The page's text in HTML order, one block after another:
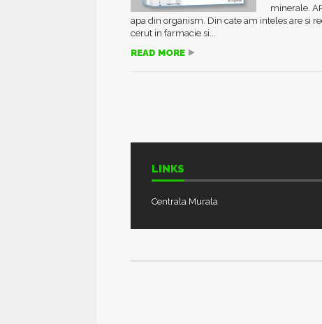
minerale.
apa din organism. Din cate am inteles are si
cerut in farmacie si...
READ MORE
LINKS
Centrala Murala